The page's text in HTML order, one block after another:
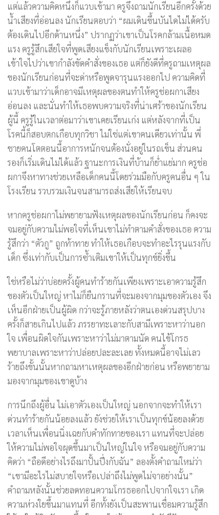
แต่แล้วความคิดหนึ่งก็แวบเข้ามา ครูจึงถามนักเรียนอีกครั้งด้วย
น้ำเสียงที่อ่อนลง นักเรียนตอบว่า “ผมเดินขึ้นบันไดไม่ได้ครับ
ต้องเดินไปอีกด้านหนึ่ง” ปรากฏว่าเขาเป็นโรคกล้ามเนื้อหมด
แรง ครูรู้สึกเสียใจที่พูดเสียงแข็งกับนักเรียนเพราะเผลอ
เข้าใจไปว่าเขากำลังขัดคำสั่งของเธอ แต่ก็ยังดีที่ครูถามเหตุผล
ของนักเรียนก่อนที่จะด่าหรือพูดจารุนแรงออกไป ความคิดที่
แวบเข้ามาว่าเด็กอาจมีเหตุผลของตนทำให้ครูช่อผกาเสียง
อ่อนลง และนั่นทำให้เธอพบความจริงที่น่าเศร้าของนักเรียน
ผู้นี้ ครูรู้ในเวลาต่อมาว่าเขาเคยเรียนเก่ง แต่หลังจากที่เป็น
โรคนี้ก็สอบตกเกือบทุกวิชา ไม่ใช่แต่เขาคนเดียวเท่านั้น พี่
ชายคนโตตอนนี้อาการหนักจนต้องนั่งอยู่ในรถเข็น ส่วนคน
รองก็เริ่มเดินไม่ได้แล้ว ฐานะการเงินที่บ้านก็ย่ำแย่มาก ครูช่อ
ผกาจึงหาทางช่วยเหลือเด็กคนนี้โดยร่วมมือกับครูคนอื่น ๆ ใน
โรงเรียน รวบรวมเงินจนสามารถส่งเสียให้เรียนจบ
หากครูช่อผกาไม่พยายามฟังเหตุผลของนักเรียนก่อน ก็คงจะ
จมอยู่กับความไม่พอใจที่เห็นเขาไม่ทำตามคำสั่งของเธอ ความ
รู้สึกว่า “ตัวกู” ถูกท้าทาย ทำให้เธอเกือบจะทำอะไรรุนแรงกับ
เด็ก ซึ่งเท่ากับเป็นการซ้ำเติมเขาให้เป็นทุกข์ยิ่งขึ้น
ใช่หรือไม่ว่าบ่อยครั้งผู้คนทำร้ายกันเพียงเพราะเอาความรู้สึก
ของตัวเป็นใหญ่ หาไม่ก็ยืนกรานที่จะมองจากมุมของตัวเอง จึง
เห็นอีกฝ่ายเป็นผู้ผิด กว่าจะรู้ภายหลังว่าตนเองด่วนสรุปบาง
ครั้งก็สายเกินไปแล้ว ภรรยาทะเลาะกับสามีเพราะหาว่านอก
ใจ เพื่อนผิดใจกันเพราะหาว่าไม่มาตามนัด คนไข้โกรธ
พยาบาลเพราะหาว่าปล่อยปละละเลย ทั้งหมดนี้อาจไม่เลว
ร้ายถึงขั้นนั้นหากถามหาเหตุผลของอีกฝ่ายก่อน หรือพยายาม
มองจากมุมของเขาดูบ้าง
การนึกถึงผู้อื่น ไม่เอาตัวเองเป็นใหญ่ นอกจากจะทำให้เรา
ด่วนทำร้ายกันน้อยลงแล้ว ยังช่วยให้เราเป็นทุกข์น้อยลงด้วย
เวลาเห็นเพื่อนนิ่งเฉยกับคำทักทายของเรา แทนที่จะปล่อย
ให้ความไม่พอใจผุดขึ้นมาเป็นใหญ่ในใจ หรือจมอยู่กับความ
คิดว่า “ถือดีอย่างไรถึงมาปั้นปึ่งกับฉัน” ลองตั้งคำถามใหม่ว่า
“เขามีอะไรไม่สบายใจหรือเปล่าถึงไม่พูดไม่จาอย่างนั้น”
คำถามหลังนั้นช่วยลดทอนความโกรธออกไปจากใจเรา เกิด
ความห่วงใยขึ้นมาแทนที่ อีกทั้งยังเป็นสะพานเชื่อมความรู้สึก